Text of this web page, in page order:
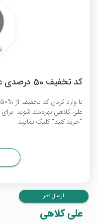
کد تخفیف 50 درصدی علی کلاهی
علی کلاهی بهره‌مند شوید.
"خرید کنید" کلیک نمایید.
ارسال نظر
علی کلاهی